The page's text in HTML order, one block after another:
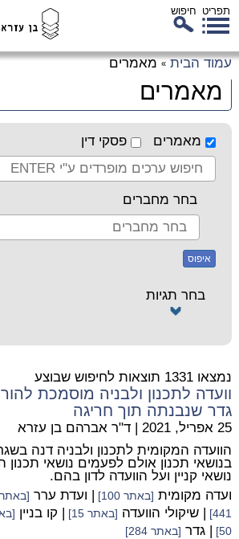
תפריט חיפוש
עמוד הבית » מאמרים
מאמרים
מאמרים פסקי דין
בחר מחברים
איפוס
בחר תגיות
נמצאו 1331 תוצאות לחיפוש שבוצע
וועדה לתכנון ולבניה מוסמכת
גדר שנבנתה תוך חריגה
25 אפריל, 2021 | ד"ר אברהם בן עזרא
הוועדה המקומית לתכנון ולבניה דנה
בנושאי תכנון אולם לפעמים נושאי תכנון
נושאי קניין ועל הוועדה לדון בהם.
ועדה מקומית [באתר 100] | ועדת ערר [באתר 37]
441]
| שיקולי הוועדה [באתר 15] | קו בניין
50]
| גדר [באתר 284]